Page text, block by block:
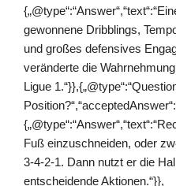
gewonnene Dribblings,
und großes defensives
veränderte die
Ligue
Position?“,“acceptedAnswer“:
Fuß einzuschneiden, oder
3‑4‑2‑1. Dann nutzt er die
entscheidende Aktionen.“}},